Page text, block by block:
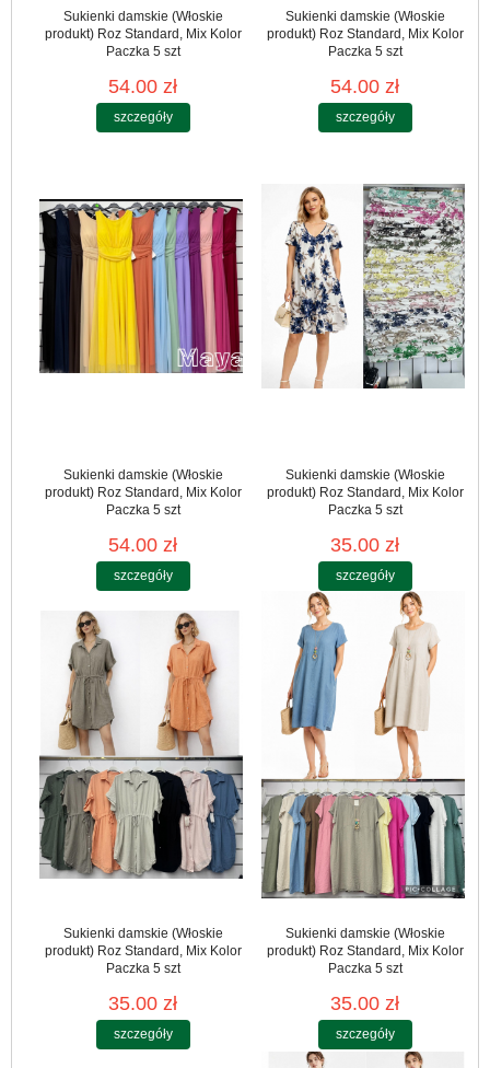
Sukienki damskie (Włoskie
produkt) Roz Standard, Mix Kolor
Paczka 5 szt
54.00 zł
szczegóły
Sukienki damskie (Włoskie
produkt) Roz Standard, Mix Kolor
Paczka 5 szt
54.00 zł
szczegóły
Sukienki damskie (Włoskie
produkt) Roz Standard, Mix Kolor
Paczka 5 szt
54.00 zł
szczegóły
Sukienki damskie (Włoskie
produkt) Roz Standard, Mix Kolor
Paczka 5 szt
35.00 zł
szczegóły
Sukienki damskie (Włoskie
produkt) Roz Standard, Mix Kolor
Paczka 5 szt
35.00 zł
szczegóły
Sukienki damskie (Włoskie
produkt) Roz Standard, Mix Kolor
Paczka 5 szt
35.00 zł
szczegóły